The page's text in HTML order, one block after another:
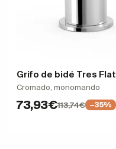
Grifo de bidé Tres Flat
Cromado, monomando
73,93€113,74€ −35%